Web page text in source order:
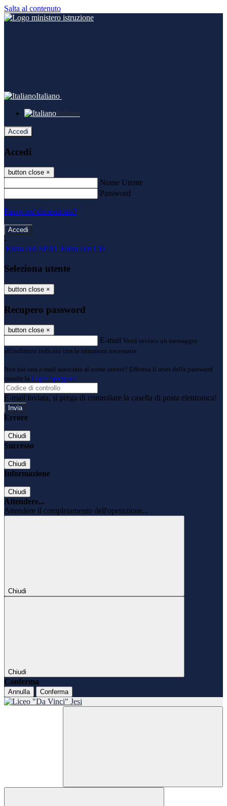
Salta al contenuto
Italiano
Italiano
Accedi
Accedi
button close ×
Nome Utente
Password
Password dimenticata?
-
Entra con SPID Entra con CIE
Seleziona utente
button close ×
Recupero password
button close ×
E-mail Verrà inviato un messaggio
all'indirizzo indicato con le istruzioni necessarie.
Non hai una e-mail associata al nome utente? Effettua il reset della password
tramite la Login Spaggiari
E-mail inviata, si prega di controllare la casella di posta elettronica!
Errore
Chiudi
Successo
Chiudi
Informazione
Chiudi
Attendere...
Attendere il completamento dell'operazione...
Chiudi
Chiudi
Conferma
Annulla Conferma